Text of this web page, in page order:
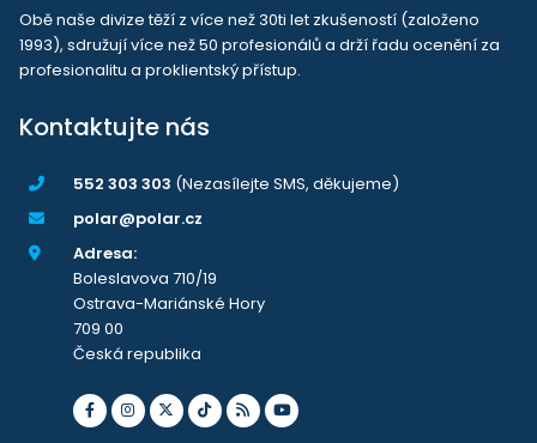
Obě naše divize těží z více než 30ti let zkušeností (založeno
1993), sdružují více než 50 profesionálů a drží řadu ocenění za
profesionalitu a proklientský přístup.
Kontaktujte nás
552 303 303 (Nezasílejte SMS, děkujeme)
polar@polar.cz
Adresa:
Boleslavova 710/19
Ostrava-Mariánské Hory
709 00
Česká republika